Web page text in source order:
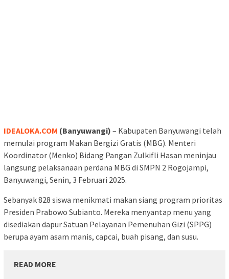
IDEALOKA.COM (Banyuwangi) – Kabupaten Banyuwangi telah
memulai program Makan Bergizi Gratis (MBG). Menteri
Koordinator (Menko) Bidang Pangan Zulkifli Hasan meninjau
langsung pelaksanaan perdana MBG di SMPN 2 Rogojampi,
Banyuwangi, Senin, 3 Februari 2025.
Sebanyak 828 siswa menikmati makan siang program prioritas
Presiden Prabowo Subianto. Mereka menyantap menu yang
disediakan dapur Satuan Pelayanan Pemenuhan Gizi (SPPG)
berupa ayam asam manis, capcai, buah pisang, dan susu.
READ MORE